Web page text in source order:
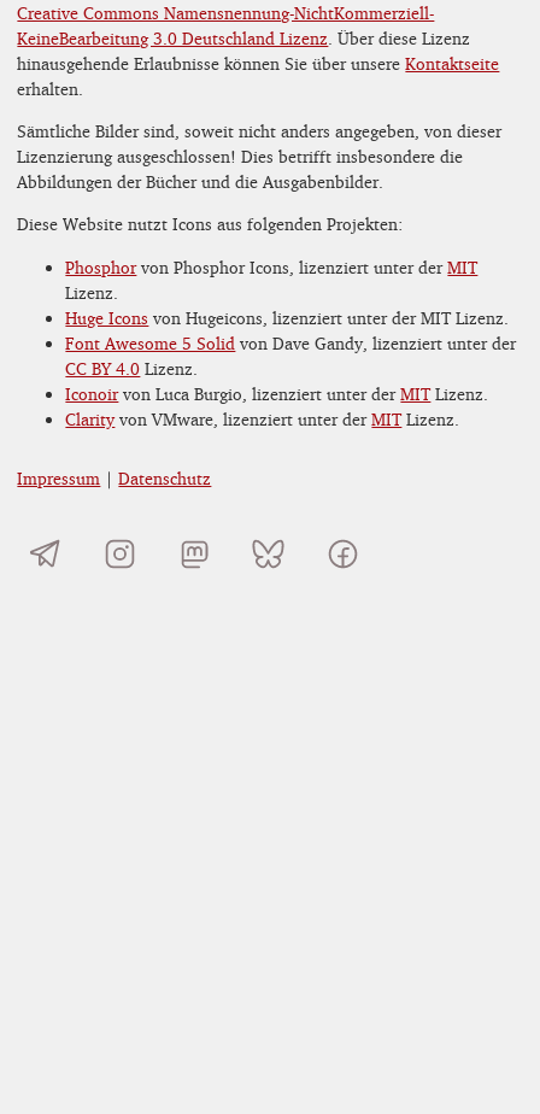
Creative Commons Namensnennung-NichtKommerziell-
KeineBearbeitung 3.0 Deutschland Lizenz . Über diese Lizenz
hinausgehende Erlaubnisse können Sie über unsereKontaktseite
erhalten.
Sämtliche Bilder sind, soweit nicht anders angegeben, von dieser
Lizenzierung ausgeschlossen! Dies betrifft insbesondere die
Abbildungen der Bücher und die Ausgabenbilder.
Diese Website nutzt Icons aus folgenden Projekten:
Phosphorvon Phosphor Icons, lizenziert unter derMIT
Lizenz.
Huge Icons von Hugeicons, lizenziert unter der MIT Lizenz.
Font Awesome 5 Solid von Dave Gandy, lizenziert unter der
CC BY 4.0 Lizenz.
Iconoirvon Luca Burgio, lizenziert unter derMITLizenz.
Clarityvon VMware, lizenziert unter derMITLizenz.
Impressum |Datenschutz